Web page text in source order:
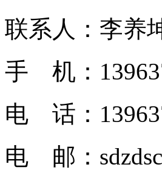
联系人：李养
手 机：
电 话：
电 邮：